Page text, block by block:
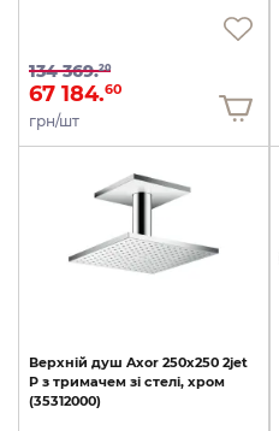
134 369.20
67 184.60
грн/шт
Верхній душ Axor 250х250 2jet
P з тримачем зі стелі, хром
(35312000)